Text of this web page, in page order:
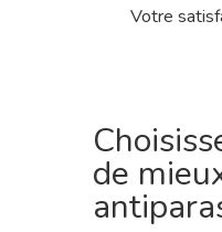
Votre
de